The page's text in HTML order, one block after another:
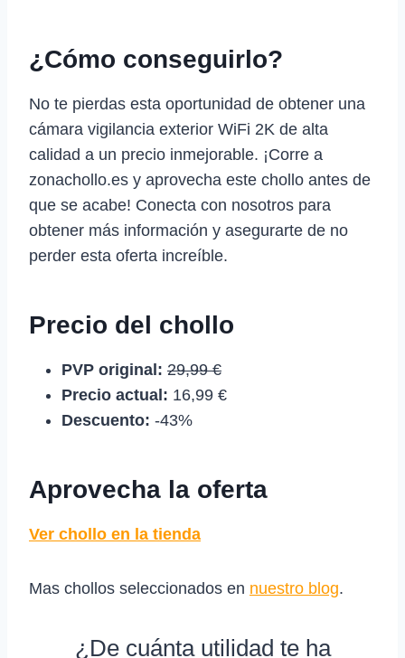
¿Cómo conseguirlo?
No te pierdas esta oportunidad de obtener una
cámara vigilancia exterior WiFi 2K de alta
calidad a un precio inmejorable. ¡Corre a
zonachollo.es y aprovecha este chollo antes de
que se acabe! Conecta con nosotros para
obtener más información y asegurarte de no
perder esta oferta increíble.
Precio del chollo
PVP original: 29,99 €
Precio actual: 16,99 €
Descuento: -43%
Aprovecha la oferta
Ver chollo en la tienda
Mas chollos seleccionados en nuestro blog.
¿De cuánta utilidad te ha